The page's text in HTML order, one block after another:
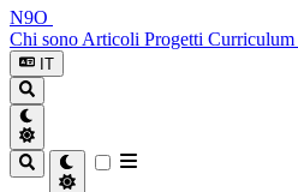
N9O
Chi sono Articoli Progetti Curriculum
IT